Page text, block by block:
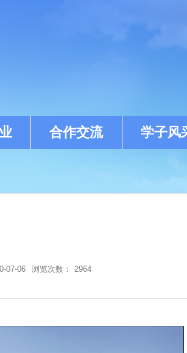
合作交流 学子风
07-06 浏览次数： 2964